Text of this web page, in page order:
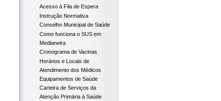
Acesso à Fila de Espera
Instrução Normativa
Conselho Municipal de Saúde
Como funciona o SUS em
Medianeira
Cronograma de Vacinas
Horários e Locais de
Atendimento dos Médicos
Equipamentos de Saúde
Carteira de Serviços da
Atenção Primária à Saúde